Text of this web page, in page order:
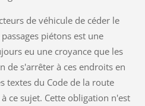
de véhicule de céder le
piétons est une
eu une croyance que les
de s'arrêter à ces endroits en
textes du Code de la route
ce sujet. Cette obligation n'est